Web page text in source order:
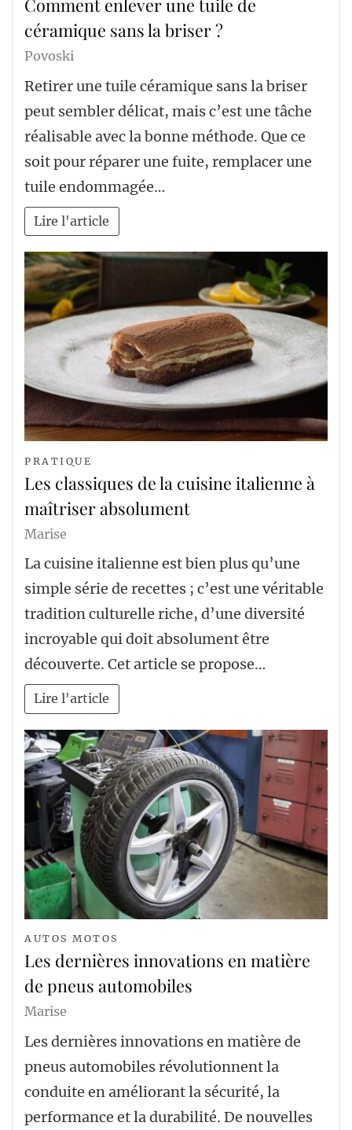
Comment enlever une tuile de
céramique sans la briser ?
Povoski
Retirer une tuile céramique sans la briser
peut sembler délicat, mais c’est une tâche
réalisable avec la bonne méthode. Que ce
soit pour réparer une fuite, remplacer une
tuile endommagée…
Lire l'article
PRATIQUE
Les classiques de la cuisine italienne à
maîtriser absolument
Marise
La cuisine italienne est bien plus qu’une
simple série de recettes ; c’est une véritable
tradition culturelle riche, d’une diversité
incroyable qui doit absolument être
découverte. Cet article se propose…
Lire l'article
AUTOS MOTOS
Les dernières innovations en matière
de pneus automobiles
Marise
Les dernières innovations en matière de
pneus automobiles révolutionnent la
conduite en améliorant la sécurité, la
performance et la durabilité. De nouvelles